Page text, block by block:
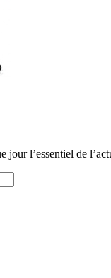
l’essentiel de